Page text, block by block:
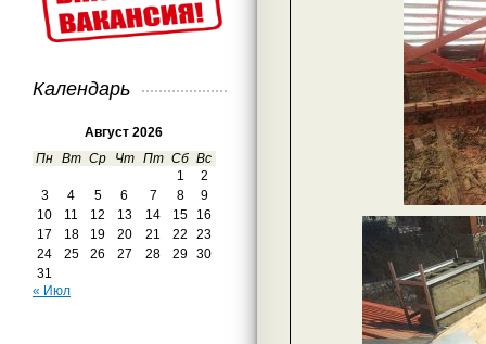
Календарь
Август 2026
Пн Вт Ср Чт Пт Сб Вс
1
2
3
4 5 6 7 8
9
10
11 12 13 14 15
16
17
18 19 20 21 22
23
24
25 26 27 28 29
30
31
« Июл